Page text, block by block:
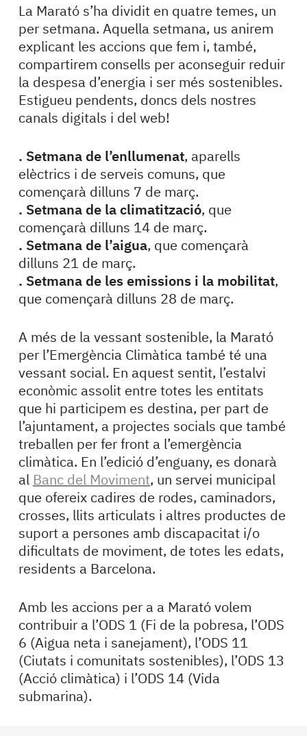
La Marató s’ha dividit en quatre temes, un
per setmana. Aquella setmana, us anirem
explicant les accions que fem i, també,
compartirem consells per aconseguir reduir
la despesa d’energia i ser més sostenibles.
Estigueu pendents, doncs dels nostres
canals digitals i del web!
. Setmana de l’enllumenat, aparells
elèctrics i de serveis comuns, que
començarà dilluns 7 de març.
. Setmana de la climatització, que
començarà dilluns 14 de març.
. Setmana de l’aigua, que començarà
dilluns 21 de març.
. Setmana de les emissions i la mobilitat,
que començarà dilluns 28 de març.
A més de la vessant sostenible, la Marató
per l’Emergència Climàtica també té una
vessant social. En aquest sentit, l’estalvi
econòmic assolit entre totes les entitats
que hi participem es destina, per part de
l’ajuntament, a projectes socials que també
treballen per fer front a l’emergència
climàtica. En l’edició d’enguany, es donarà
al Banc del Moviment, un servei municipal
que ofereix cadires de rodes, caminadors,
crosses, llits articulats i altres productes de
suport a persones amb discapacitat i/o
dificultats de moviment, de totes les edats,
residents a Barcelona.
Amb les accions per a a Marató volem
contribuir a l’ODS 1 (Fi de la pobresa, l’ODS
6 (Aigua neta i sanejament), l’ODS 11
(Ciutats i comunitats sostenibles), l’ODS 13
(Acció climàtica) i l’ODS 14 (Vida
submarina).